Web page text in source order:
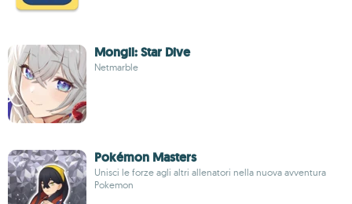
Mongil: Star Dive
Netmarble
Pokémon Masters
Unisci le forze agli altri allenatori nella nuova avventura
Pokemon